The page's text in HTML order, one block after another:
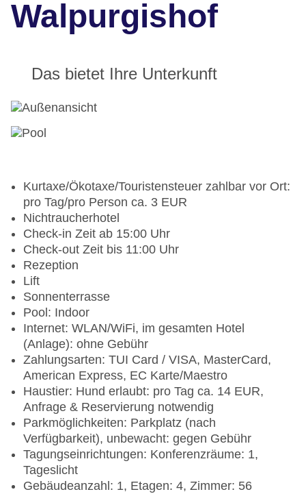
Walpurgishof
Das bietet Ihre Unterkunft
Kurtaxe/Ökotaxe/Touristensteuer zahlbar vor Ort:
pro Tag/pro Person ca. 3 EUR
Nichtraucherhotel
Check-in Zeit ab 15:00 Uhr
Check-out Zeit bis 11:00 Uhr
Rezeption
Lift
Sonnenterrasse
Pool: Indoor
Internet: WLAN/WiFi, im gesamten Hotel
(Anlage): ohne Gebühr
Zahlungsarten: TUI Card / VISA, MasterCard,
American Express, EC Karte/Maestro
Haustier: Hund erlaubt: pro Tag ca. 14 EUR,
Anfrage & Reservierung notwendig
Parkmöglichkeiten: Parkplatz (nach
Verfügbarkeit), unbewacht: gegen Gebühr
Tagungseinrichtungen: Konferenzräume: 1,
Tageslicht
Gebäudeanzahl: 1, Etagen: 4, Zimmer: 56